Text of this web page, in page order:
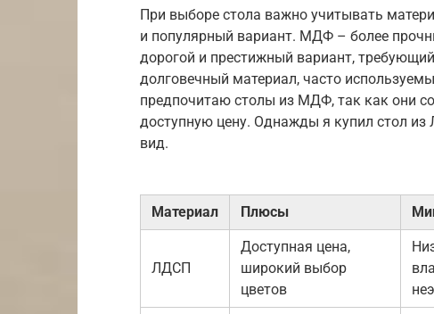
При выборе стола важно учитывать
и популярный вариант. МДФ – более
дорогой и престижный вариант,
долговечный материал, часто
предпочитаю столы из МДФ, так как они
доступную цену. Однажды я купил стол
вид.
Материал Плюсы
ЛДСП
Доступная цена,
широкий выбор
цветов